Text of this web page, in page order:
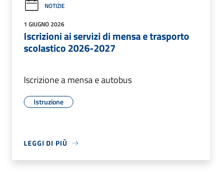
NOTIZIE
1 GIUGNO 2026
Iscrizioni ai servizi di mensa e trasporto
scolastico 2026-2027
Iscrizione a mensa e autobus
Istruzione
LEGGI DI PIÙ